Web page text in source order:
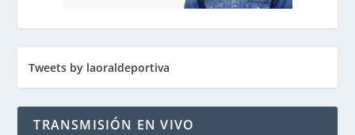
Tweets by laoraldeportiva
TRANSMISIÓN EN VIVO